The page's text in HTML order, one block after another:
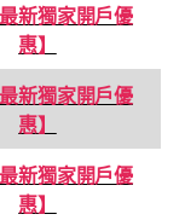
最新獨家開戶優
惠】
最新獨家開戶優
惠】
最新獨家開戶優
惠】